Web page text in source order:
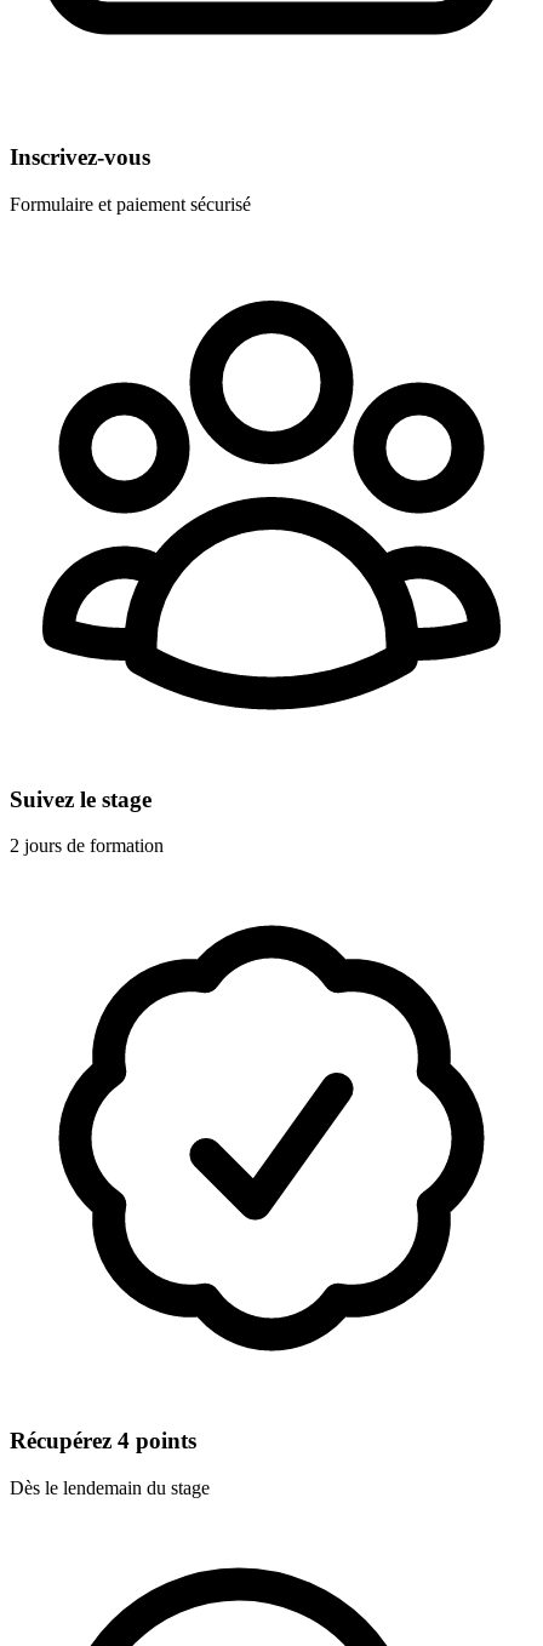
Inscrivez-vous
Formulaire et paiement sécurisé
Suivez le stage
2 jours de formation
Récupérez 4 points
Dès le lendemain du stage